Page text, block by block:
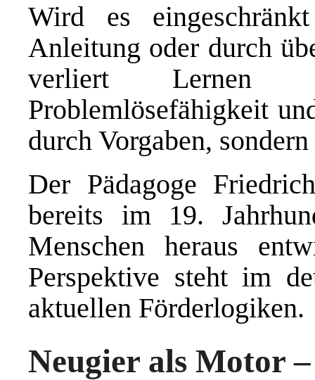
Wird es
Anleitung oder durch
verliert Lernen
Problemlösefähigkeit
durch Vorgaben,
Der Pädagoge
bereits im 19.
Menschen heraus
Perspektive steht im
aktuellen Förderlogiken.
Neugier als Motor